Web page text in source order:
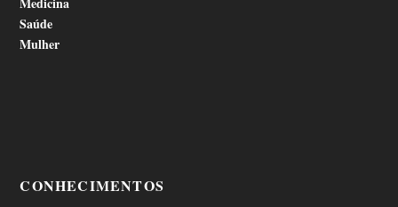
Saúde
Mulher
CONHECIMENTOS